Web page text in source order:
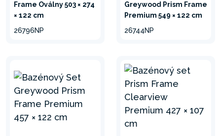
Frame Oválny 503 × 274
× 122 cm
26796NP
Greywood Prism Frame
Premium 549 × 122 cm
26744NP